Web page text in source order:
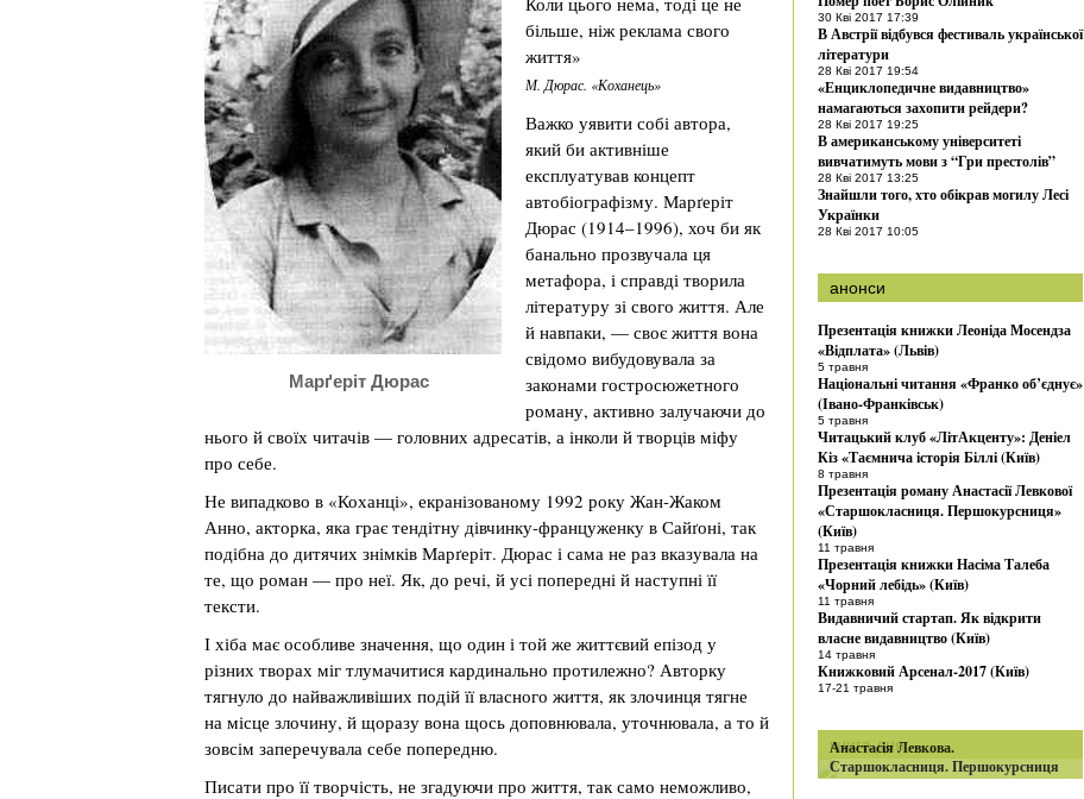
Марґеріт Дюрас
більше, ніж реклама свого
життя»
М. Дюрас. «Коханець»
Важко уявити собі автора,
який би активніше
експлуатував концепт
автобіографізму. Марґеріт
Дюрас (1914–1996), хоч би як
банально прозвучала ця
метафора, і справді творила
літературу зі свого життя. Але
й навпаки, — своє життя вона
свідомо вибудовувала за
законами гостросюжетного
роману, активно залучаючи до
нього й своїх читачів — головних адресатів, а інколи й творців міфу
про себе.
Не випадково в «Коханці», екранізованому 1992 року Жан-Жаком
Анно, акторка, яка грає тендітну дівчинку-француженку в Сайґоні, так
подібна до дитячих знімків Марґеріт. Дюрас і сама не раз вказувала на
те, що роман — про неї. Як, до речі, й усі попередні й наступні її
тексти.
І хіба має особливе значення, що один і той же життєвий епізод у
різних творах міг тлумачитися кардинально протилежно? Авторку
тягнуло до найважливіших подій її власного життя, як злочинця тягне
на місце злочину, й щоразу вона щось доповнювала, уточнювала, а то й
зовсім заперечувала себе попередню.
Писати про її творчість, не згадуючи про життя, так само неможливо,
30 Кві 2017 17:39
В Австрії відбувся фестиваль української
літератури
28 Кві 2017 19:54
«Енциклопедичне видавництво»
намагаються захопити рейдери?
28 Кві 2017 19:25
В американському університеті
вивчатимуть мови з “Гри престолів”
28 Кві 2017 13:25
Знайшли того, хто обікрав могилу Лесі
Українки
28 Кві 2017 10:05
анонси
Презентація книжки Леоніда Мосендза
«Відплата» (Львів)
5 травня
Національні читання «Франко об’єднує»
(Івано-Франківськ)
5 травня
Читацький клуб «ЛітАкценту»: Деніел
Кіз «Таємнича історія Біллі (Київ)
8 травня
Презентація роману Анастасії Левкової
«Старшокласниця. Першокурсниця»
(Київ)
11 травня
Презентація книжки Насіма Талеба
«Чорний лебідь» (Київ)
11 травня
Видавничий стартап. Як відкрити
власне видавництво (Київ)
14 травня
Книжковий Арсенал-2017 (Київ)
17-21 травня
книга дня
Анастасія Левкова.
Старшокласниця. Першокурсниця